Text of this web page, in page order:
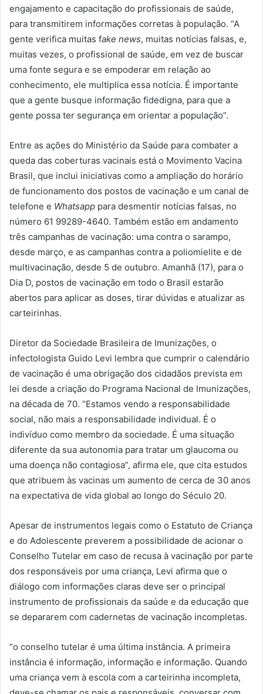
engajamento e capacitação do profissionais de saúde,
para transmitirem informações corretas à população. “A
gente verifica muitas fake news, muitas notícias falsas, e,
muitas vezes, o profissional de saúde, em vez de buscar
uma fonte segura e se empoderar em relação ao
conhecimento, ele multiplica essa notícia. É importante
que a gente busque informação fidedigna, para que a
gente possa ter segurança em orientar a população”.
Entre as ações do Ministério da Saúde para combater a
queda das coberturas vacinais está o Movimento Vacina
Brasil, que inclui iniciativas como a ampliação do horário
de funcionamento dos postos de vacinação e um canal de
telefone e Whatsapp para desmentir notícias falsas, no
número 61 99289-4640. Também estão em andamento
três campanhas de vacinação: uma contra o sarampo,
desde março, e as campanhas contra a poliomielite e de
multivacinação, desde 5 de outubro. Amanhã (17), para o
Dia D, postos de vacinação em todo o Brasil estarão
abertos para aplicar as doses, tirar dúvidas e atualizar as
carteirinhas.
Diretor da Sociedade Brasileira de Imunizações, o
infectologista Guido Levi lembra que cumprir o calendário
de vacinação é uma obrigação dos cidadãos prevista em
lei desde a criação do Programa Nacional de Imunizações,
na década de 70. “Estamos vendo a responsabilidade
social, não mais a responsabilidade individual. É o
indivíduo como membro da sociedade. É uma situação
diferente da sua autonomia para tratar um glaucoma ou
uma doença não contagiosa”, afirma ele, que cita estudos
que atribuem às vacinas um aumento de cerca de 30 anos
na expectativa de vida global ao longo do Século 20.
Apesar de instrumentos legais como o Estatuto de Criança
e do Adolescente preverem a possibilidade de acionar o
Conselho Tutelar em caso de recusa à vacinação por parte
dos responsáveis por uma criança, Levi afirma que o
diálogo com informações claras deve ser o principal
instrumento de profissionais da saúde e da educação que
se depararem com cadernetas de vacinação incompletas.
“o conselho tutelar é uma última instância. A primeira
instância é informação, informação e informação. Quando
uma criança vem à escola com a carteirinha incompleta,